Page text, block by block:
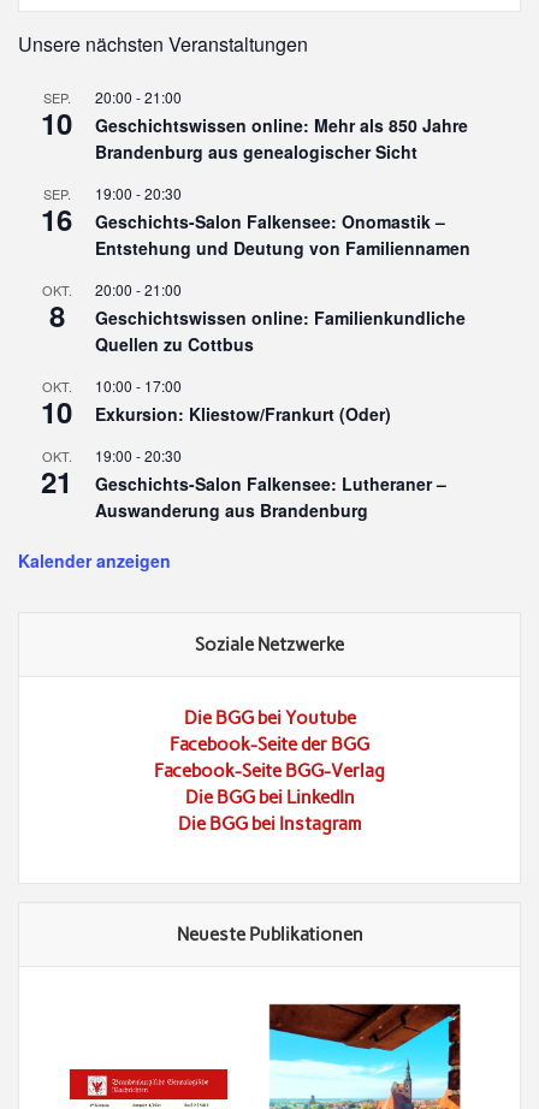
Unsere nächsten Veranstaltungen
SEP.
10
20:00 -21:00
Geschichtswissen online: Mehr als 850 Jahre
Brandenburg aus genealogischer Sicht
SEP.
16
19:00 -20:30
Geschichts-Salon Falkensee: Onomastik –
Entstehung und Deutung von Familiennamen
OKT.
8
20:00 -21:00
Geschichtswissen online: Familienkundliche
Quellen zu Cottbus
OKT.
10
10:00 - 17:00
Exkursion: Kliestow/Frankurt (Oder)
OKT.
21
19:00 -20:30
Geschichts-Salon Falkensee: Lutheraner –
Auswanderung aus Brandenburg
Kalender anzeigen
Soziale Netzwerke
Die BGG bei Youtube
Facebook-Seite der BGG
Facebook-Seite BGG-Verlag
Die BGG bei LinkedIn
Die BGG bei Instagram
Neueste Publikationen